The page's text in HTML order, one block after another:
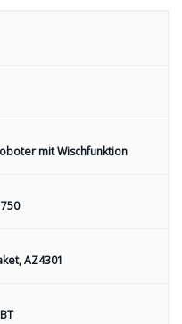
mit Wischfunktion
AZ4301